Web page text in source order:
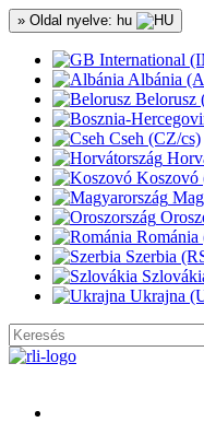
» Oldal nyelve: hu
International
Albánia
Belorusz
Cseh (CZ/cs)
Koszovó
Szerbia
Ukrajna